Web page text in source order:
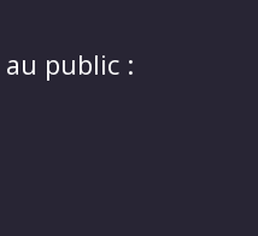
public :